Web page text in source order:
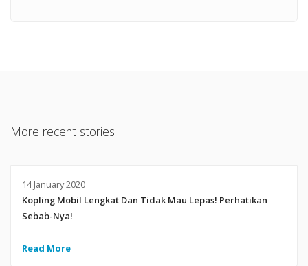
More recent stories
14 January 2020
Kopling Mobil Lengkat Dan Tidak Mau Lepas! Perhatikan
Sebab-Nya!
Read More